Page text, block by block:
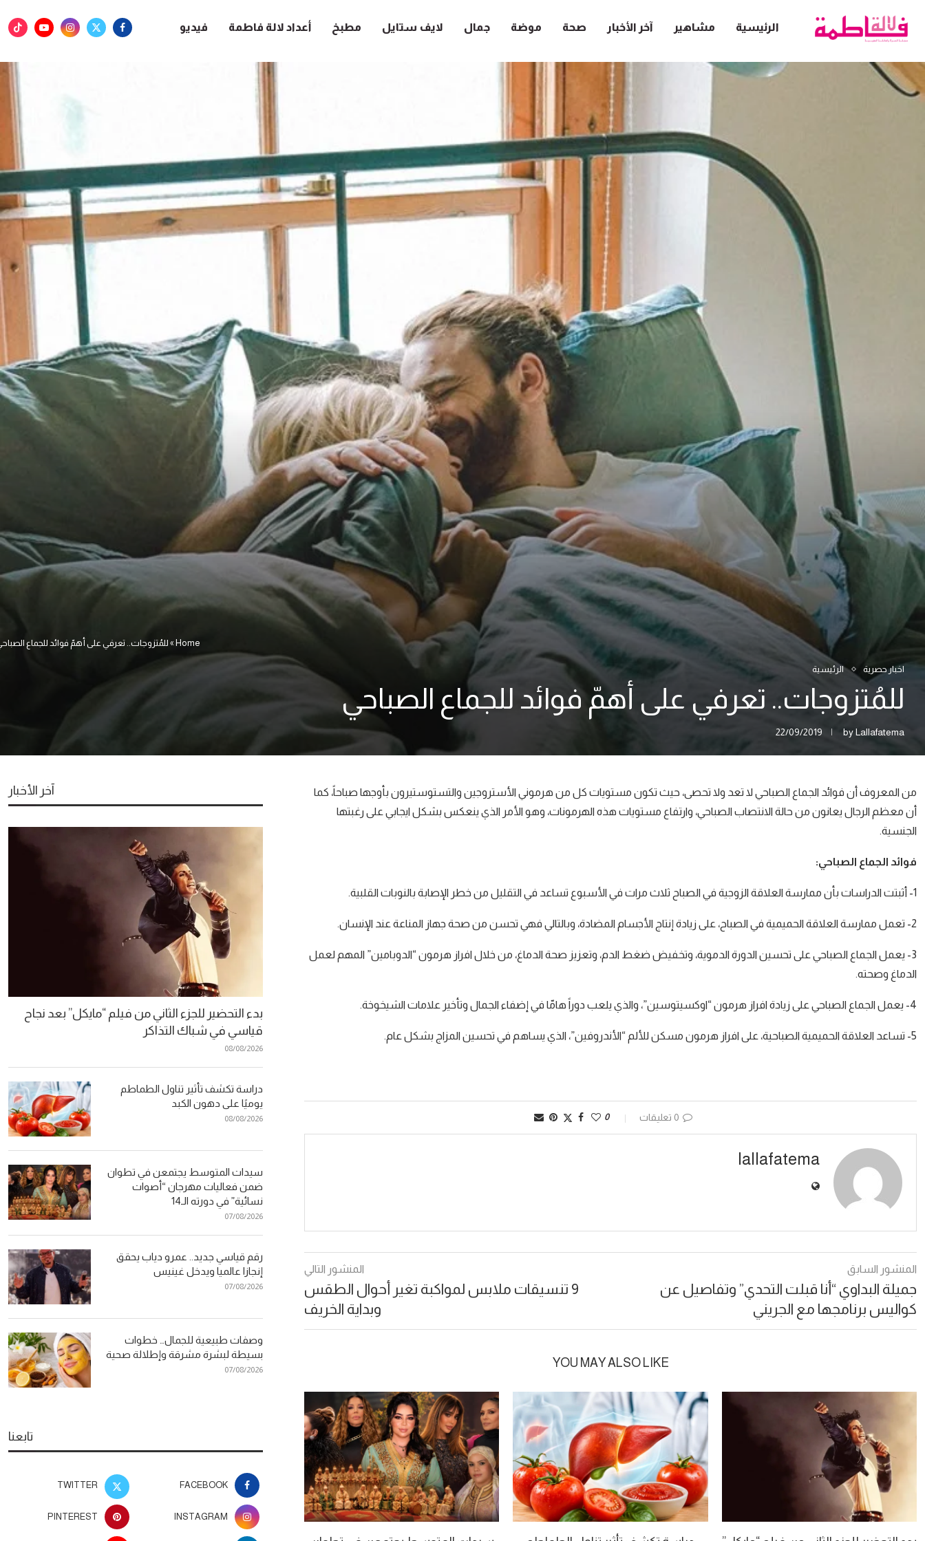
الرئيسية مشاهير آخر الأخبار صحة موضة جمال لايف ستايل مطبخ أعداد لالة فاطمة فيديو
Home
» للمُتزوجات.. تعرفي على أهمّ فوائد للجماع
اخبار حصرية الرئيسية
للمُتزوجات.. تعرفي على أهمّ فوائد للجماع الصباحي
byLallafatema
22/09/2019
من المعروف أن فوائد الجماع الصباحي لا تعد ولا تحصى، حيث تكون مستويات كل من هرموني الأستروجين والتستوستيرون بأوجها صباحاً، كما
أن معظم الرجال يعانون من حالة الانتصاب الصباحي، وارتفاع مستويات هذه الهرمونات، وهو الأمر الذي ينعكس بشكل ايجابي على رغبتها
الجنسية.
فوائد الجماع الصباحي:
1- أثبتت الدراسات بأن ممارسة العلاقة الزوجية في الصباح ثلاث مرات في الأسبوع تساعد في التقليل من خطر الإصابة بالنوبات القلبية.
2- تعمل ممارسة العلاقة الحميمية في الصباح، على زيادة إنتاج الأجسام المضادة، وبالتالي فهي تحسن من صحة جهاز المناعة عند الإنسان.
3- يعمل الجماع الصباحي على تحسين الدورة الدموية، وتخفيض ضغط الدم، وتعزيز صحة الدماغ، من خلال افراز هرمون “الدوبامين” المهم لعمل
الدماغ وصحته.
4- يعمل الجماع الصباحي على زيادة افراز هرمون “اوكسيتوسين”، والذي يلعب دوراً هامّا في إضفاء الجمال وتأخير علامات الشيخوخة.
5- تساعد العلاقة الحميمية الصباحية، على افراز هرمون مسكن للألم “الأندروفين”، الذي يساهم في تحسين المزاج بشكل عام.
0 تعليقات 0
lallafatema
المنشور السابق
جميلة البداوي “أنا قبلت التحدي” وتفاصيل عن
كواليس برنامجها مع الجريني
المنشور التالي
9 تنسيقات ملابس لمواكبة تغير أحوال الطقس
وبداية الخريف
YOU MAY ALSO LIKE
آخر الأخبار
بدء التحضير للجزء الثاني من فيلم “مايكل” بعد نجاح
قياسي في شباك التذاكر
08/08/2026
دراسة تكشف تأثير تناول الطماطم
يوميًا على دهون الكبد
08/08/2026
سيدات المتوسط يجتمعن في تطوان
ضمن فعاليات مهرجان “أصوات
نسائية” في دورته الـ14
07/08/2026
رقم قياسي جديد.. عمرو دياب يحقق
إنجازا عالميا ويدخل غينيس
07/08/2026
وصفات طبيعية للجمال… خطوات
بسيطة لبشرة مشرقة وإطلالة صحية
07/08/2026
تابعنا
FACEBOOK
TWITTER
INSTAGRAM
PINTEREST